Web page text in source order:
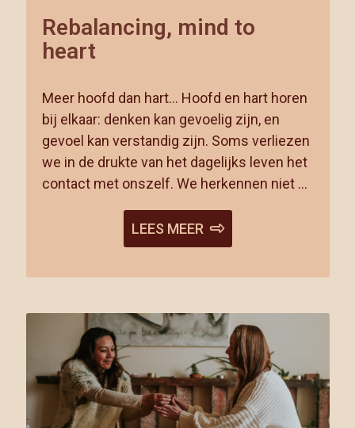
Rebalancing, mind to
heart
Meer hoofd dan hart… Hoofd en hart horen
bij elkaar: denken kan gevoelig zijn, en
gevoel kan verstandig zijn. Soms verliezen
we in de drukte van het dagelijks leven het
contact met onszelf. We herkennen niet …
LEES MEER